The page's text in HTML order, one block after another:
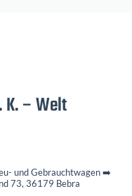
K. – Welt
und Gebrauchtwagen➡️
73, 36179 Bebra